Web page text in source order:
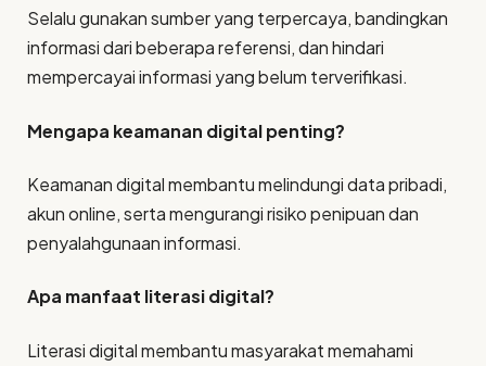
Selalu gunakan sumber yang terpercaya, bandingkan
informasi dari beberapa referensi, dan hindari
mempercayai informasi yang belum terverifikasi.
Mengapa keamanan digital penting?
Keamanan digital membantu melindungi data pribadi,
akun online, serta mengurangi risiko penipuan dan
penyalahgunaan informasi.
Apa manfaat literasi digital?
Literasi digital membantu masyarakat memahami